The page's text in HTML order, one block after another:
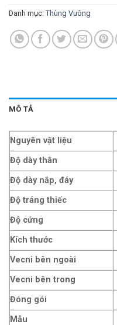
Danh mục: Thùng Vuông
MÔ TẢ
Nguyên vật liệu
Độ dày thân
Độ dày nắp, đáy
Độ tráng thiếc
Độ cứng
Kích thước
Vecni bên ngoài
Vecni bên trong
Đóng gói
Mẫu